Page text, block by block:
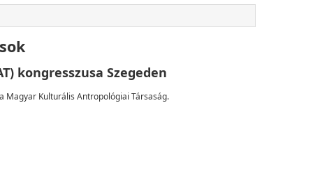
kongresszusa Szegeden
Magyar Kulturális Antropológiai Társaság.